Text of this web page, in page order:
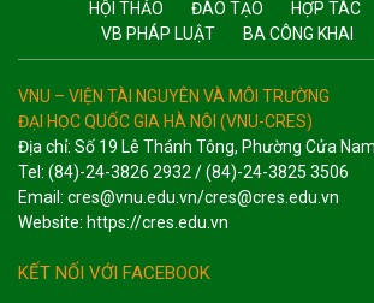
HỘI THẢO
ĐÀO TẠO HỢP TÁC
VB PHÁP LUẬT
BA CÔNG KHAI
VNU – VIỆN TÀI NGUYÊN VÀ MÔI TRƯỜNG
ĐẠI HỌC QUỐC GIA HÀ NỘI (VNU-CRES)
Địa chỉ: Số 19 Lê Thánh Tông, Phường Cửa
Tel: (84)-24-3826 2932 / (84)-24-3825 3506
Email: cres@vnu.edu.vn/cres@cres.edu.vn
Website: https://cres.edu.vn
KẾT NỐI VỚI FACEBOOK